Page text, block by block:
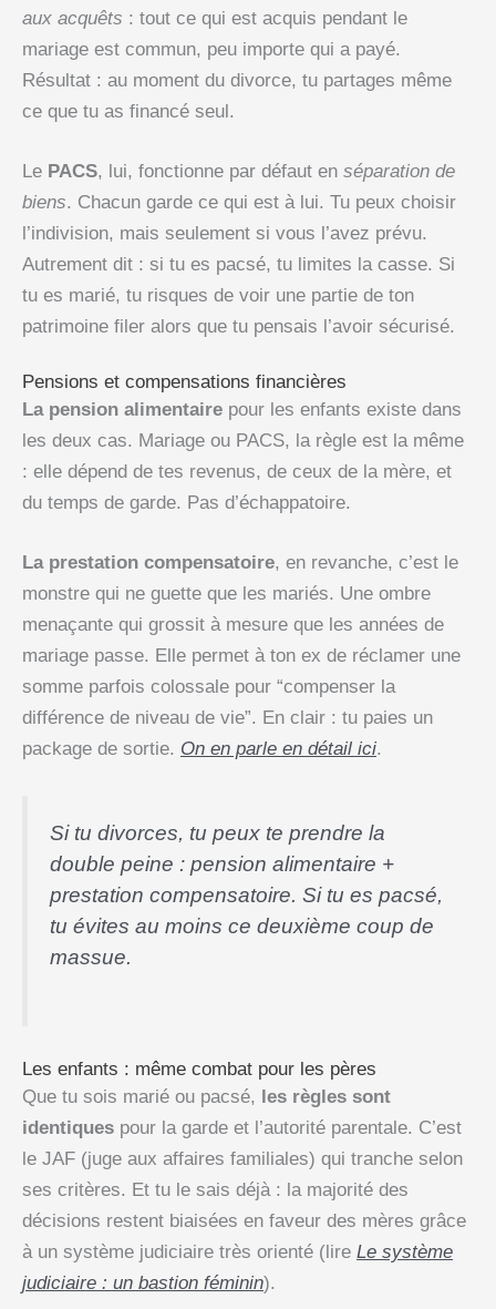
aux acquêts : tout ce qui est acquis pendant le
mariage est commun, peu importe qui a payé.
Résultat : au moment du divorce, tu partages même
ce que tu as financé seul.
Le PACS, lui, fonctionne par défaut en séparation de
biens. Chacun garde ce qui est à lui. Tu peux choisir
l’indivision, mais seulement si vous l’avez prévu.
Autrement dit : si tu es pacsé, tu limites la casse. Si
tu es marié, tu risques de voir une partie de ton
patrimoine filer alors que tu pensais l’avoir sécurisé.
Pensions et compensations financières
La pension alimentaire pour les enfants existe dans
les deux cas. Mariage ou PACS, la règle est la même
: elle dépend de tes revenus, de ceux de la mère, et
du temps de garde. Pas d’échappatoire.
La prestation compensatoire, en revanche, c’est le
monstre qui ne guette que les mariés. Une ombre
menaçante qui grossit à mesure que les années de
mariage passe. Elle permet à ton ex de réclamer une
somme parfois colossale pour “compenser la
différence de niveau de vie”. En clair : tu paies un
package de sortie. On en parle en détail ici.
Si tu divorces, tu peux te prendre la
double peine : pension alimentaire +
prestation compensatoire. Si tu es pacsé,
tu évites au moins ce deuxième coup de
massue.
Les enfants : même combat pour les pères
Que tu sois marié ou pacsé, les règles sont
identiques pour la garde et l’autorité parentale. C’est
le JAF (juge aux affaires familiales) qui tranche selon
ses critères. Et tu le sais déjà : la majorité des
décisions restent biaisées en faveur des mères grâce
à un système judiciaire très orienté (lire Le système
judiciaire : un bastion féminin).